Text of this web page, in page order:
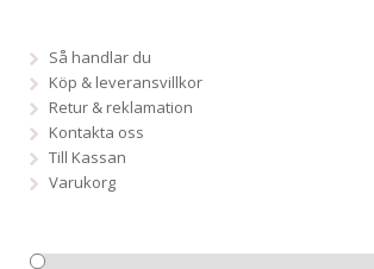
Så handlar du
Köp & leveransvillkor
Retur & reklamation
Kontakta oss
Till Kassan
Varukorg